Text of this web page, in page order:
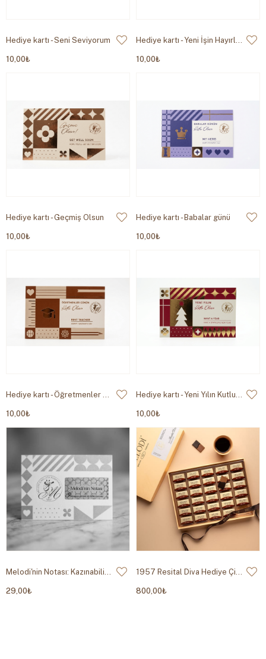
Hediye kartı - Seni Seviyorum
10,00₺
Hediye kartı - Yeni İşin Hayırlı Olsun
10,00₺
Hediye kartı - Geçmiş Olsun
10,00₺
Hediye kartı - Babalar günü
10,00₺
Hediye kartı - Öğretmenler Günün Kutlu Olsun
10,00₺
Hediye kartı - Yeni Yılın Kutlu Olsun
10,00₺
Melodi'nin Notası: Kazınabilir Özel Hediye Kartı
29,00₺
1957 Resital Diva Hediye Çikolata Kutusu 400g
800,00₺